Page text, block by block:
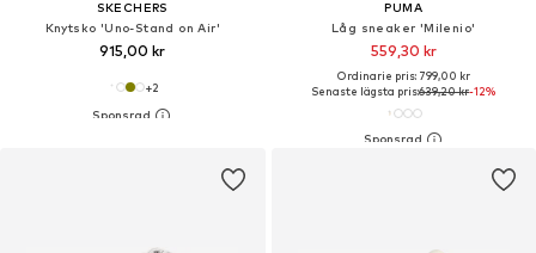
SKECHERS
Knytsko 'Uno-Stand on Air'
915,00 kr
+2
PUMA
Låg sneaker 'Milenio'
559,30 kr
Ordinarie pris: 799,00 kr
Senaste lägsta pris:639,20 kr-12%